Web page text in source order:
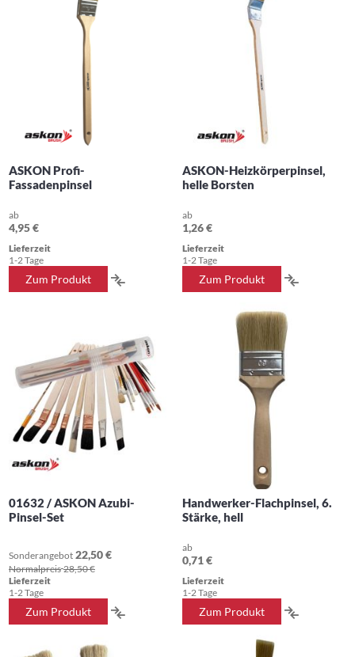
ASKON Profi-
Fassadenpinsel
ab
4,95 €
Lieferzeit
1-2 Tage
Zum Produkt
ASKON-Heizkörperpinsel,
helle Borsten
ab
1,26 €
Lieferzeit
1-2 Tage
Zum Produkt
01632 / ASKON Azubi-
Pinsel-Set
Sonderangebot 22,50 €
Normalpreis 28,50 €
Lieferzeit
1-2 Tage
Zum Produkt
Handwerker-Flachpinsel, 6.
Stärke, hell
ab
0,71 €
Lieferzeit
1-2 Tage
Zum Produkt